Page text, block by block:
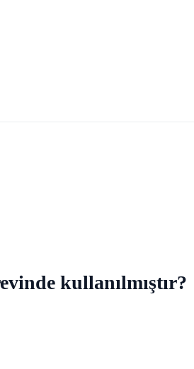
kullanılmıştır?